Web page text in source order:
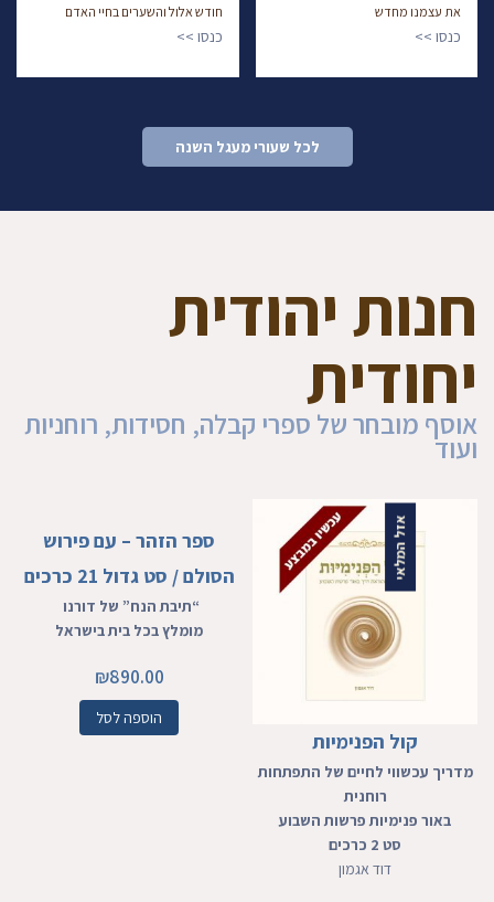
את עצמנו מחדש
כנסו >>
חודש אלול והשערים בחיי האדם
כנסו >>
לכל שעורי מעגל השנה
חנות יהודית
יחודית
אוסף מובחר של ספרי קבלה, חסידות, רוחניות
ועוד
קול הפנימיות
מדריך עכשווי לחיים של התפתחות
רוחנית
באור פנימיות פרשות השבוע
סט 2 כרכים
דוד אגמון
ספר הזהר – עם פירוש
הסולם / סט גדול 21 כרכים
“תיבת הנח” של דורנו
מומלץ בכל בית בישראל
₪890.00
הוספה לסל
אזל המלאי